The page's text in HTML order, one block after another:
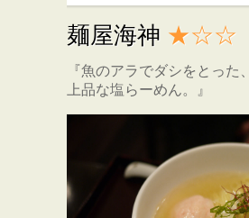
麺屋海神 ★☆☆
『魚のアラでダシをとった
上品な塩らーめん。』